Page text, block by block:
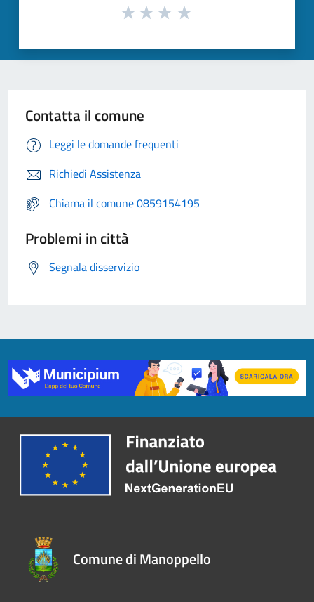
Contatta il comune
Leggi le domande frequenti
Richiedi Assistenza
Chiama il comune 0859154195
Problemi in città
Segnala disservizio
Comune di Manoppello